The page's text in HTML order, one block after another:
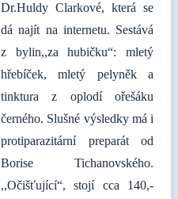
Dr.Huldy Clarkové, která se
dá najít na internetu. Sestává
z bylin,,za hubičku“: mletý
hřebíček, mletý pelyněk a
tinktura z oplodí ořešáku
černého. Slušné výsledky má i
protiparazitární preparát od
Borise Tichanovského.
,,Očišťující“, stojí cca 140,-